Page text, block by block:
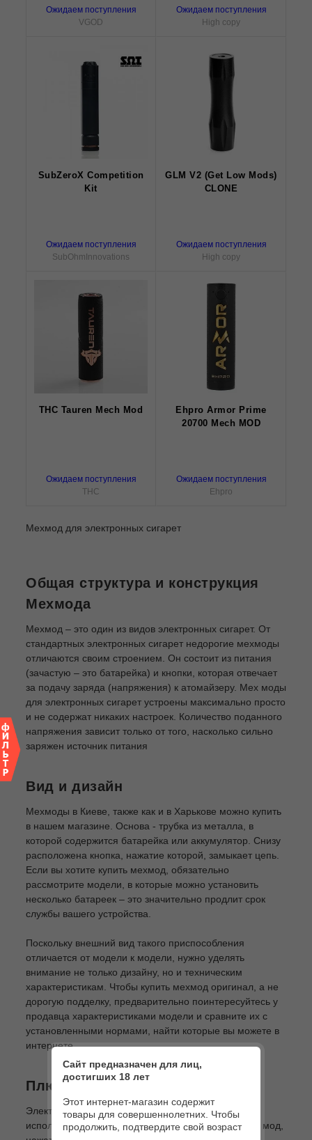
Ожидаем поступления
VGOD
Ожидаем поступления
High copy
SubZeroX Competition
Kit
Ожидаем поступления
SubOhmInnovations
GLM V2 (Get Low Mods)
CLONE
Ожидаем поступления
High copy
THC Tauren Mech Mod
Ожидаем поступления
THC
Ehpro Armor Prime
20700 Mech MOD
Ожидаем поступления
Ehpro
Мехмод для электронных сигарет
Общая структура и конструкция
Мехмода
Мехмод – это один из видов электронных сигарет. От
стандартных электронных сигарет недорогие мехмоды
отличаются своим строением. Он состоит из питания
(зачастую – это батарейка) и кнопки, которая отвечает
за подачу заряда (напряжения) к атомайзеру. Мех моды
для электронных сигарет устроены максимально просто
и не содержат никаких настроек. Количество поданного
напряжения зависит только от того, насколько сильно
заряжен источник питания
Вид и дизайн
Мехмоды в Киеве, также как и в Харькове можно купить
в нашем магазине. Основа - трубка из металла, в
которой содержится батарейка или аккумулятор. Снизу
расположена кнопка, нажатие которой, замыкает цепь.
Если вы хотите купить мехмод, обязательно
рассмотрите модели, в которые можно установить
несколько батареек – это значительно продлит срок
службы вашего устройства.
Поскольку внешний вид такого приспособления
отличается от модели к модели, нужно уделять
внимание не только дизайну, но и техническим
характеристикам. Чтобы купить мехмод оригинал, а не
дорогую подделку, предварительно поинтересуйтесь у
продавца характеристиками модели и сравните их с
установленными нормами, найти которые вы можете в
интернете.
Плюсы мехмодов
Электронный мехмод предельно прост в
использовании. Вам достаточно просто купить мех мод,
Сайт предназначен для лиц,
достигших 18 лет
Этот интернет-магазин содержит
товары для совершеннолетних. Чтобы
продолжить, подтвердите свой возраст